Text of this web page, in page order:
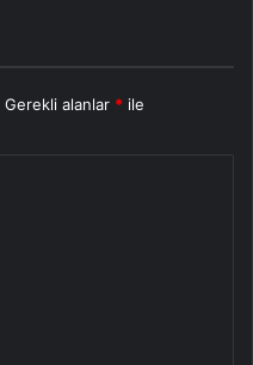
Gerekli alanlar * ile